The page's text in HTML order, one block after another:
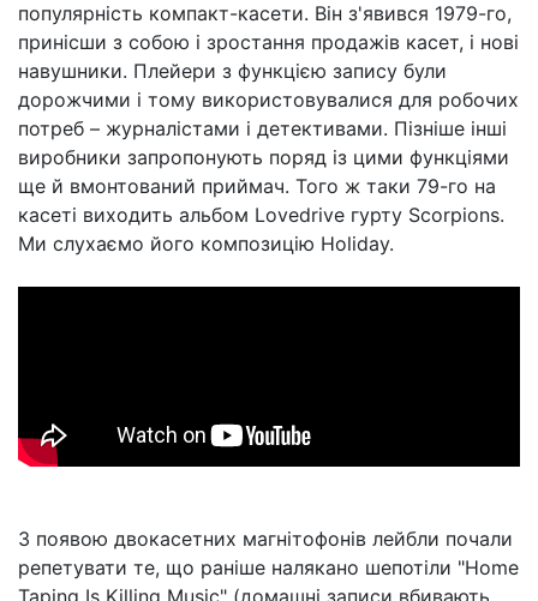
популярність компакт-касети. Він з'явився 1979-го,
принісши з собою і зростання продажів касет, і нові
навушники. Плейери з функцією запису були
дорожчими і тому використовувалися для робочих
потреб – журналістами і детективами. Пізніше інші
виробники запропонують поряд із цими функціями
ще й вмонтований приймач. Того ж таки 79-го на
касеті виходить альбом Lovedrive гурту Scorpions.
Ми слухаємо його композицію Holiday.
З появою двокасетних магнітофонів лейбли почали
репетувати те, що раніше налякано шепотіли "Home
Taping Is Killing Music" (домашні записи вбивають